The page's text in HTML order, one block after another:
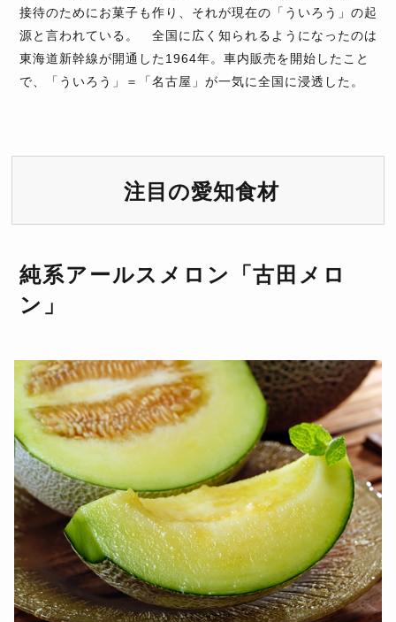
接待のためにお菓子も作り、それが現在の「ういろう」の起
源と言われている。 全国に広く知られるようになったのは
東海道新幹線が開通した1964年。車内販売を開始したこと
で、「ういろう」＝「名古屋」が一気に全国に浸透した。
注目の愛知食材
純系アールスメロン「古田メロ
ン」